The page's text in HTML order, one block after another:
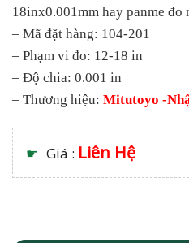
based on
rating
18inx0.001mm hay panme
– Mã đặt hàng: 104-201
– Phạm vi đo: 12-18 in
– Độ chia: 0.001 in
– Thương hiệu: Mitutoyo -
☛ Giá : Liên Hệ